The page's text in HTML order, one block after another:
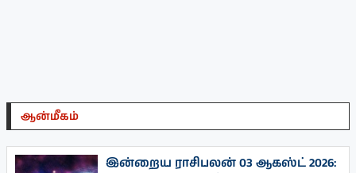
ஆன்மீகம்
இன்றைய ராசிபலன் 03 ஆகஸ்ட் 2026: